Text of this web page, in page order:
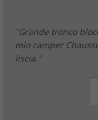
"Grande tronco
mio camper
liscia."